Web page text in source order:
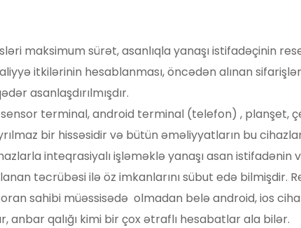
maksimum sürət, asanlıqla yanaşı istifadəçinin
itkilərinin hesablanması, öncədən alınan
asanlaşdırılmışdır.
terminal, android terminal (telefon) , planşet,
bir hissəsidir və bütün əməliyyatların bu
inteqrasiyalı işləməklə yanaşı asan
təcrübəsi ilə öz imkanlarını sübut edə
sahibi müəssisədə  olmadan belə android, ios
anbar qalığı kimi bir çox ətraflı hesabatlar ala bilər.